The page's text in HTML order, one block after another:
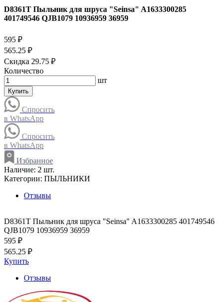
D8361T Пыльник для шруса "Seinsa" A1633300285
401749546 QJB1079 10936959 36959
595 ₽
565.25 ₽
Скидка 29.75 ₽
Количество
шт
Купить
Спросить
в WhatsApp
Спросить
в WhatsApp
Избранное
Наличие: 2 шт.
Категории: ПЫЛЬНИКИ
Отзывы
D8361T Пыльник для шруса "Seinsa" A1633300285 401749546
QJB1079 10936959 36959
595 ₽
565.25 ₽
Купить
Отзывы